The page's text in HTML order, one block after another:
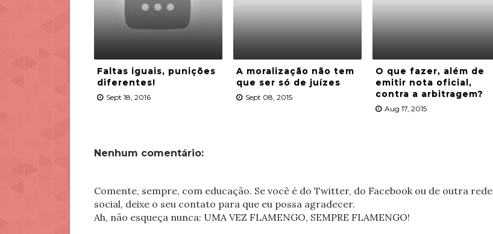
Faltas iguais, punições
diferentes!
Sept 18, 2016
A moralização não tem
que ser só de juízes
Sept 08, 2015
O que fazer, além de
emitir nota oficial,
contra a arbitragem?
Aug 17, 2015
Nenhum comentário:
Comente, sempre, com educação. Se você é do Twitter, do Facebook ou de outra rede
social, deixe o seu contato para que eu possa agradecer.
Ah, não esqueça nunca: UMA VEZ FLAMENGO, SEMPRE FLAMENGO!